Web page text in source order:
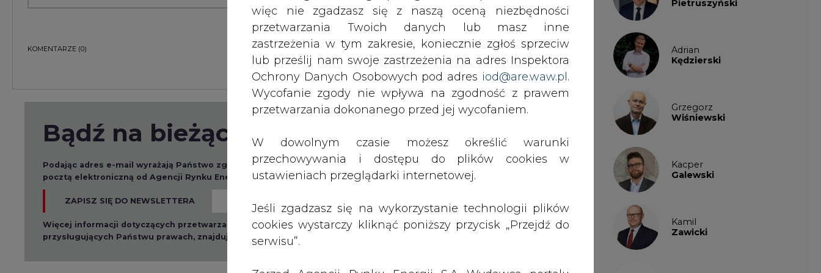
więc nie zgadzasz się z naszą oceną niezbędności
przetwarzania Twoich danych lub masz inne
zastrzeżenia w tym zakresie, koniecznie zgłoś sprzeciw
lub prześlij nam swoje zastrzeżenia na adres Inspektora
Ochrony Danych Osobowych pod adres iod@are.waw.pl .
Wycofanie zgody nie wpływa na zgodność z prawem
przetwarzania dokonanego przed jej wycofaniem.
W dowolnym czasie możesz określić warunki
przechowywania i dostępu do plików cookies w
ustawieniach przeglądarki internetowej.
Jeśli zgadzasz się na wykorzystanie technologii plików
cookies wystarczy kliknąć poniższy przycisk „Przejdź do
serwisu”.
Podając adres e-mail wyrażają Państwo zgodę na otrzymywanie treści marketingowych w postaci newslettera
pocztą elektroniczną od Agencji Rynku Energii S.A z siedzibą w Warszawie.
ZAPISZ SIĘ DO NEWSLETTERA
Więcej informacji dotyczących przetwarzania przez nas Państwa danych osobowych, w tym informacje o
polityce prywatności.